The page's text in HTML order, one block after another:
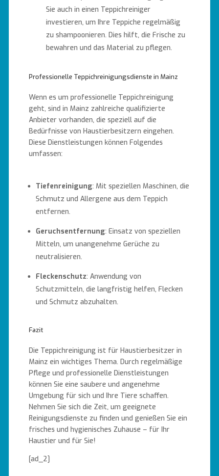
Sie auch in einen Teppichreiniger
investieren, um Ihre Teppiche regelmäßig
zu shampoonieren. Dies hilft, die Frische zu
bewahren und das Material zu pflegen.
Professionelle Teppichreinigungsdienste in Mainz
Wenn es um professionelle Teppichreinigung
geht, sind in Mainz zahlreiche qualifizierte
Anbieter vorhanden, die speziell auf die
Bedürfnisse von Haustierbesitzern eingehen.
Diese Dienstleistungen können Folgendes
umfassen:
Tiefenreinigung: Mit speziellen Maschinen, die
Schmutz und Allergene aus dem Teppich
entfernen.
Geruchsentfernung: Einsatz von speziellen
Mitteln, um unangenehme Gerüche zu
neutralisieren.
Fleckenschutz: Anwendung von
Schutzmitteln, die langfristig helfen, Flecken
und Schmutz abzuhalten.
Fazit
Die Teppichreinigung ist für Haustierbesitzer in
Mainz ein wichtiges Thema. Durch regelmäßige
Pflege und professionelle Dienstleistungen
können Sie eine saubere und angenehme
Umgebung für sich und Ihre Tiere schaffen.
Nehmen Sie sich die Zeit, um geeignete
Reinigungsdienste zu finden und genießen Sie ein
frisches und hygienisches Zuhause – für Ihr
Haustier und für Sie!
[ad_2]